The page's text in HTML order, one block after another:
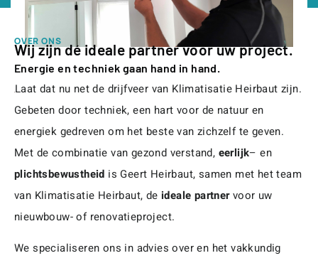
OVER ONS
Wij zijn dé ideale partner voor uw project.
Energie en techniek gaan hand in hand.
Laat dat nu net de drijfveer van Klimatisatie Heirbaut zijn.
Gebeten door techniek, een hart voor de natuur en
energiek gedreven om het beste van zichzelf te geven.
Met de combinatie van gezond verstand, eerlijk– en
plichtsbewustheid is Geert Heirbaut, samen met het team
van Klimatisatie Heirbaut, de ideale partnervoor uw
nieuwbouw- of renovatieproject.
We specialiseren ons in advies over en het vakkundig